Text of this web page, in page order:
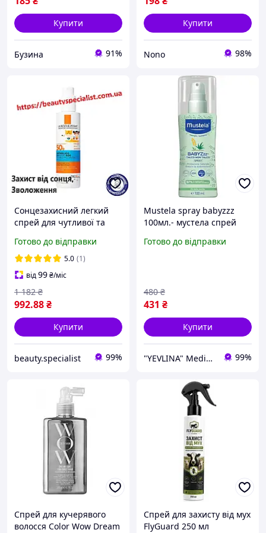
Купити
Бузина 91%
Купити
Nono 98%
Сонцезахисний легкий
спрей для чутливої та
шкіри дітей захист від
UVB та дуже довгих UVA
променів SPF50+
Готово до відправки
5.0 (1)
від99₴/міс
992.88₴
1 182 ₴
Купити
beauty.specialist 99%
Mustela spray babyzzz
100мл.- мустела спрей
шкіри дитини від уваги
Готово до відправки
431 ₴
480 ₴
Купити
"YEVLINA" Medical & Cosmetics brand 99%
Спрей для кучерявого
волосся Color Wow Dream
Спрей для захисту від мух
FlyGuard 250 мл